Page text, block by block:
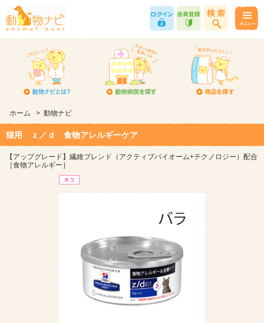
ホーム > 動物ナビ
猫用 ｚ／ｄ 食物アレルギーケア
【アップグレード】繊維ブレンド（アクティブバイオーム+テクノロジー）配合
［食物アレルギー］